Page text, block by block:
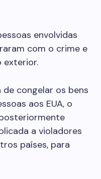
envolvidas
com o crime e
exterior.
congelar os bens
aos EUA, o
a violadores
países, para